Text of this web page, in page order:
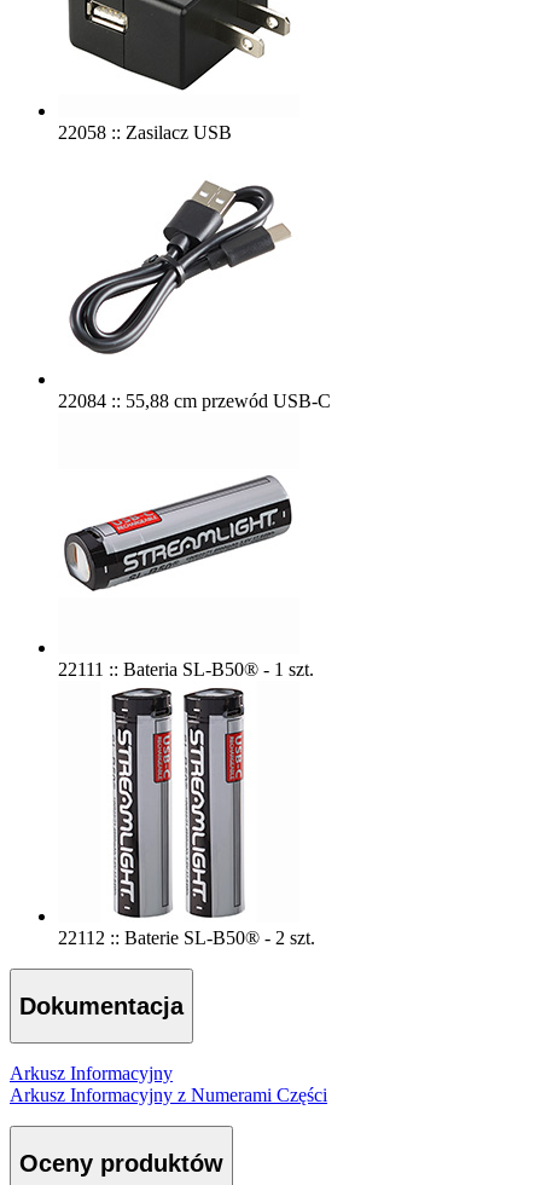
22058 :: Zasilacz USB
22084 :: 55,88 cm przewód USB-C
22111 :: Bateria SL-B50® - 1 szt.
22112 :: Baterie SL-B50® - 2 szt.
Dokumentacja
Arkusz Informacyjny
Arkusz Informacyjny z Numerami Części
Oceny produktów